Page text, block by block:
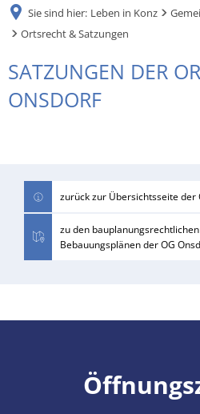
Sie sind hier: Leben in Konz
Ortsrecht & Satzungen
Ortsrecht
&
SATZUNGEN DER
ONSDORF
zurück zur Übersichtsseite
zu den
Bebauungsplänen der OG